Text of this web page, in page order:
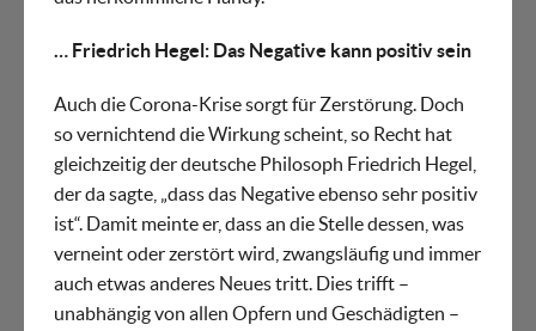
… Friedrich Hegel: Das Negative kann positiv sein
Auch die Corona-Krise sorgt für Zerstörung. Doch
so vernichtend die Wirkung scheint, so Recht hat
gleichzeitig der deutsche Philosoph Friedrich Hegel,
der da sagte, „dass das Negative ebenso sehr positiv
ist“. Damit meinte er, dass an die Stelle dessen, was
verneint oder zerstört wird, zwangsläufig und immer
auch etwas anderes Neues tritt. Dies trifft –
unabhängig von allen Opfern und Geschädigten –